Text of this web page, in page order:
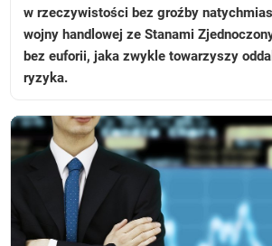
w rzeczywistości bez groźby
wojny handlowej ze Stanami
bez euforii, jaka zwykle towarzyszy
ryzyka.